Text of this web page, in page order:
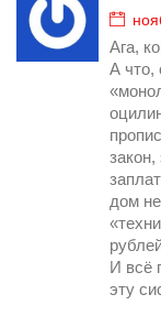
Ага,
А что,
дом
И всё
эту